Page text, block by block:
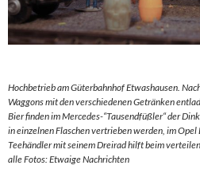
Hochbetrieb am Güterbahnhof Etwashausen.
Waggons mit den verschiedenen Getränken
Bier finden im Mercedes-“Tausendfüßler“ der
in einzelnen Flaschen vertrieben werden, im
Teehändler mit seinem Dreirad hilft beim
alle Fotos: Etwaige Nachrichten